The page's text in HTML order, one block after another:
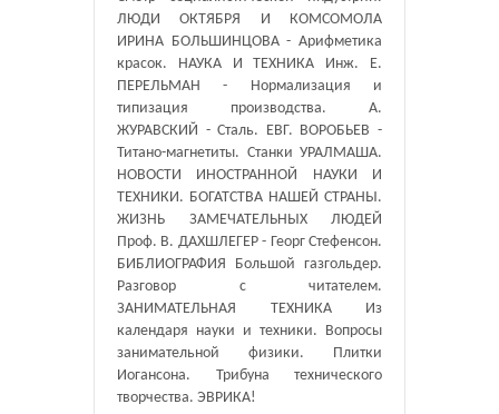
ЛЮДИ ОКТЯБРЯ И КОМСОМОЛА
ИРИНА БОЛЬШИНЦОВА - Арифметика
красок. НАУКА И ТЕХНИКА Инж. Е.
ПЕРЕЛЬМАН - Нормализация и
типизация производства. А.
ЖУРАВСКИЙ - Сталь. ЕВГ. ВОРОБЬЕВ -
Титано-магнетиты. Станки УРАЛМАША.
НОВОСТИ ИНОСТРАННОЙ НАУКИ И
ТЕХНИКИ. БОГАТСТВА НАШЕЙ СТРАНЫ.
ЖИЗНЬ ЗАМЕЧАТЕЛЬНЫХ ЛЮДЕЙ
Проф. В. ДАХШЛЕГЕР - Георг Стефенсон.
БИБЛИОГРАФИЯ Большой газгольдер.
Разговор с читателем.
ЗАНИМАТЕЛЬНАЯ ТЕХНИКА Из
календаря науки и техники. Вопросы
занимательной физики. Плитки
Иогансона. Трибуна технического
творчества. ЭВРИКА!